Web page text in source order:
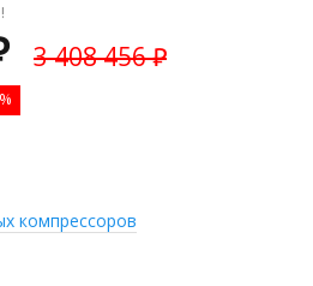
3 408 456 ₽
компрессоров